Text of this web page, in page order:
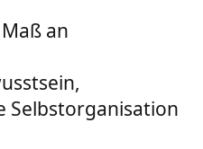
an
Selbstorganisation